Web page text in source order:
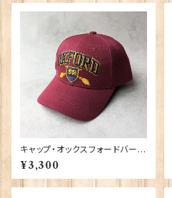
キャップ・オックスフォードバーガ
ンディ 00189
¥3,300